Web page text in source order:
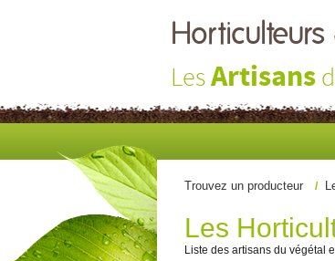
Horticulteurs
LesArtisans
Trouvez un producteur
Les
Liste des artisans du végétal